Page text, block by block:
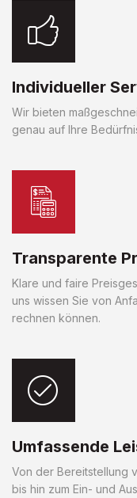
Individueller
Wir bieten
genau auf Ihre
Transparente
Klare und faire
uns wissen Sie von
rechnen können.
Umfassende
Von der Bereitstellung
bis hin zum Ein- und